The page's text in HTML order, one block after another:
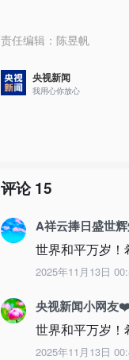
责任编辑： 陈昱帆
央视新闻
我用心你放心
评论15
A祥云捧日盛世
世界和平万岁！
2025年11月13日
央视新闻小网友
世界和平万岁！
2025年11月13日